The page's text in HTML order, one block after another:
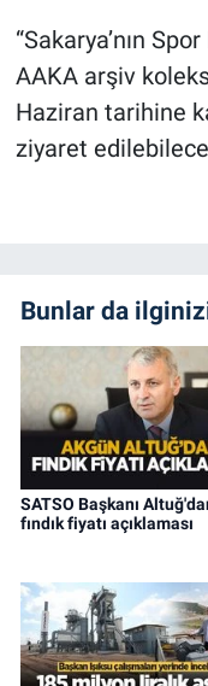
“Sakarya’nın
AAKA arşiv
Haziran tarihine
ziyaret
Bunlar da
SATSO Başkanı
fındık fiyatı açıklaması